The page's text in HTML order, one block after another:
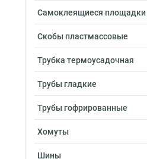
Самоклеящиеся площадки
Скобы пластмассовые
Трубка термоусадочная
Трубы гладкие
Трубы гофрированные
Хомуты
Шины